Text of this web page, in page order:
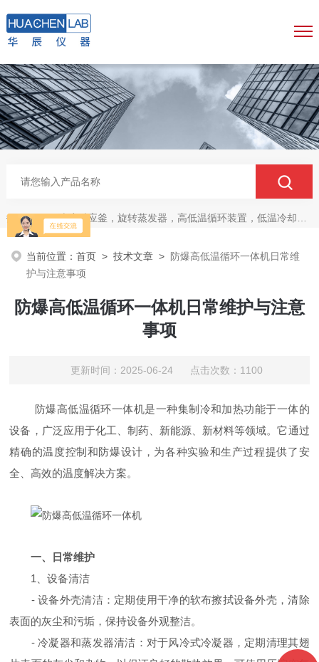
热门关键词：玻璃反应釜，旋转蒸发器，高低温循环装置，低温冷却液循环泵，真空冷冻干燥机
当前位置：首页 >技术文章 > 防爆高低温循环一体机日常维
护与注意事项
防爆高低温循环一体机日常维护与注意
事项
更新时间：2025-06-24 点击次数：1100
防爆高低温循环一体机是一种集制冷和加热功能于一体的
设备，广泛应用于化工、制药、新能源、新材料等领域。它通过
精确的温度控制和防爆设计，为各种实验和生产过程提供了安
全、高效的温度解决方案。
一、日常维护
1、设备清洁
- 设备外壳清洁：定期使用干净的软布擦拭设备外壳，清除
表面的灰尘和污垢，保持设备外观整洁。
- 冷凝器和蒸发器清洁：对于风冷式冷凝器，定期清理其翅